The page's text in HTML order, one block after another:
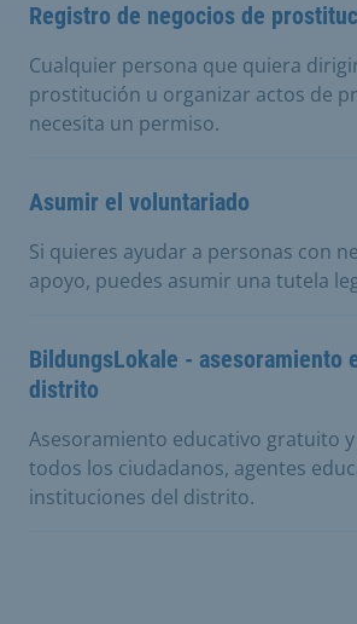
Registro de negocios de
Cualquier persona que quiera
prostitución u organizar actos de
necesita un permiso.
Asumir el voluntariado
Si quieres ayudar a personas con
apoyo, puedes asumir una tutela
BildungsLokale - asesoramiento
distrito
Asesoramiento educativo gratuito
todos los ciudadanos, agentes
instituciones del distrito.